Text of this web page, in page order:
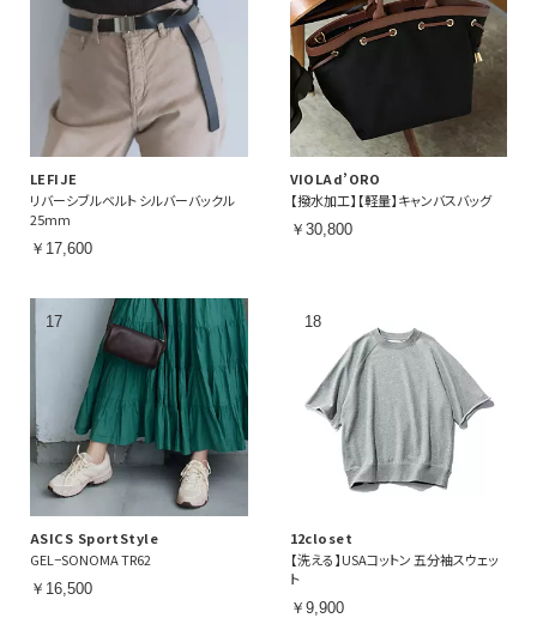
LEFIJE
リバーシブルベルト シルバーバックル
25mm
￥17,600
VIOLAd’ORO
【撥水加工】【軽量】キャンバスバッグ
￥30,800
ASICS SportStyle
GEL−SONOMA TR62
￥16,500
12closet
【洗える】USAコットン 五分袖スウェッ
ト
￥9,900